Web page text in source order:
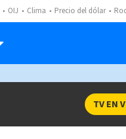
OIJ Clima Precio del dólar
TV EN